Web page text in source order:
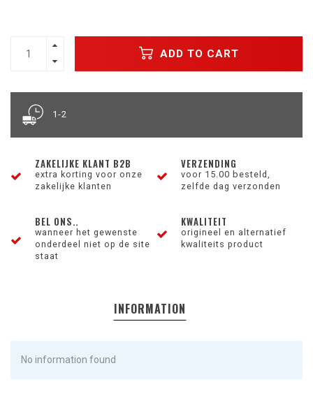
ADD TO CART
1-2
ZAKELIJKE KLANT B2B
extra korting voor onze
zakelijke klanten
VERZENDING
voor 15.00 besteld,
zelfde dag verzonden
BEL ONS..
wanneer het gewenste
onderdeel niet op de site
staat
KWALITEIT
origineel en alternatief
kwaliteits product
INFORMATION
No information found